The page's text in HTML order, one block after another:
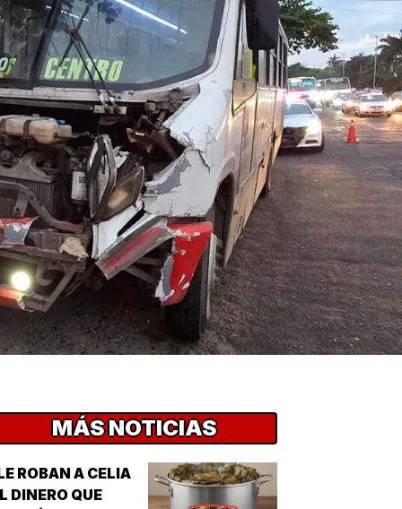
MÁS NOTICIAS
ROBAN A CELIA
DINERO QUE